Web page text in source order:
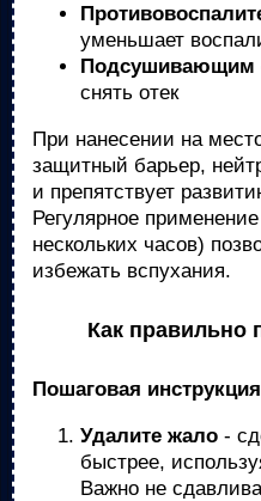
уменьшает
Подсушивающим
снять отек
При нанесении на
защитный барьер,
и препятствует
Регулярное
нескольких часов)
избежать вспухания.
Как правильно
Пошаговая
Удалите жало -
быстрее,
Важно не